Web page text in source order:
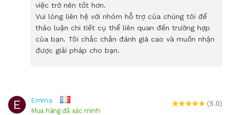
việc trở nên tốt hơn.
Vui lòng liên hệ với nhóm hỗ trợ của chúng tôi để
thảo luận chi tiết cụ thể liên quan đến trường hợp
của bạn. Tôi chắc chắn đánh giá cao và muốn nhận
được giải pháp cho bạn.
E Emma
Mua hàng đã xác minh
(5.0)